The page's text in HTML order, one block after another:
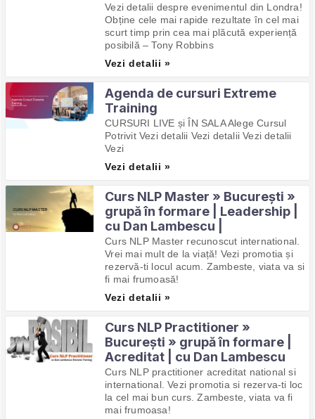
Vezi detalii despre evenimentul din Londra!
Obține cele mai rapide rezultate în cel mai
scurt timp prin cea mai plăcută experiență
posibilă – Tony Robbins
Vezi detalii »
Agenda de cursuri Extreme
Training
CURSURI LIVE și ÎN SALA Alege Cursul
Potrivit Vezi detalii Vezi detalii Vezi detalii
Vezi
Vezi detalii »
Curs NLP Master » București »
grupă în formare | Leadership |
cu Dan Lambescu |
Curs NLP Master recunoscut international.
Vrei mai mult de la viață! Vezi promotia și
rezervă-ti locul acum. Zambeste, viata va si
fi mai frumoasă!
Vezi detalii »
Curs NLP Practitioner »
București » grupă în formare |
Acreditat | cu Dan Lambescu
Curs NLP practitioner acreditat national si
international. Vezi promotia si rezerva-ti loc
la cel mai bun curs. Zambeste, viata va fi
mai frumoasa!